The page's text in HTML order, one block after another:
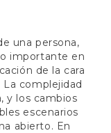
una persona,
importante en
de la cara
complejidad
y los cambios
escenarios
abierto. En